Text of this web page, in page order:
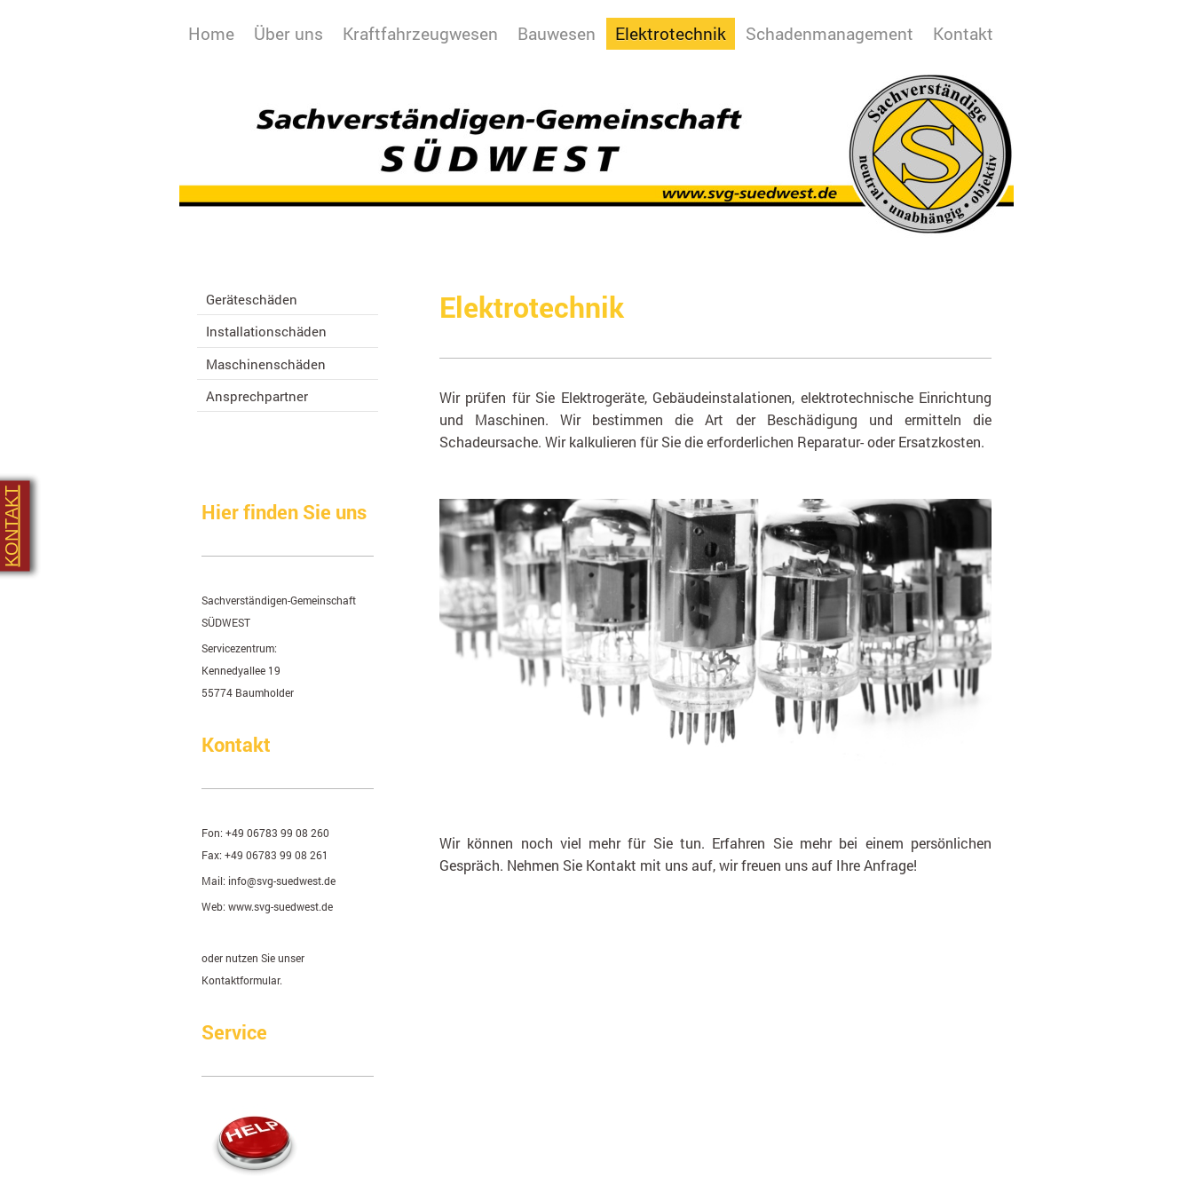
Home Über uns Kraftfahrzeugwesen Bauwesen Elektrotechnik Schadenmanagement Kontakt
Elektrotechnik
Wir prüfen für Sie Elektrogeräte, Gebäudeinstalationen, elektrotechnische Einrichtung
und Maschinen. Wir bestimmen die Art der Beschädigung und ermitteln die
Schadeursache. Wir kalkulieren für Sie die erforderlichen Reparatur- oder Ersatzkosten.
Wir können noch viel mehr für Sie tun. Erfahren Sie mehr bei einem persönlichen
Gespräch. Nehmen Sie Kontakt mit uns auf, wir freuen uns auf Ihre Anfrage!
KONTAKT
Geräteschäden
Installationschäden
Maschinenschäden
Ansprechpartner
Hier finden Sie uns
Sachverständigen-Gemeinschaft
SÜDWEST
Servicezentrum:
Kennedyallee 19
55774 Baumholder
Kontakt
Fon: +49 06783 99 08 260
Fax: +49 06783 99 08 261
Mail: info@svg-suedwest.de
Web: www.svg-suedwest.de
oder nutzen Sie unser
Kontaktformular.
Service